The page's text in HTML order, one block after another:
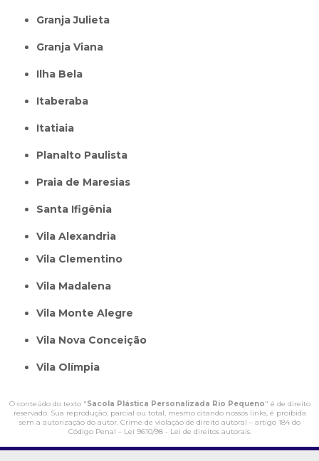
Granja Julieta
Granja Viana
Ilha Bela
Itaberaba
itatiaia
Planalto Paulista
Praia de Maresias
Santa Ifigênia
Vila Alexandria
Vila Clementino
Vila Madalena
Vila Monte Alegre
Vila Nova Conceição
Vila Olímpia
O conteúdo do texto "Sacola Plástica Personalizada Rio Pequeno" é de direito
reservado. Sua reprodução, parcial ou total, mesmo citando nossos links, é proibida
sem a autorização do autor. Crime de violação de direito autoral – artigo 184 do
Código Penal – Lei 9610/98 - Lei de direitos autorais.